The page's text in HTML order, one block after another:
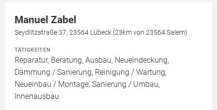
Manuel Zabel
Seydlitzstraße 37, 23564 Lübeck (23km von 23564 Salem)
TÄTIGKEITEN
Reparatur, Beratung, Ausbau, Neueindeckung,
Dämmung / Sanierung, Reinigung / Wartung,
Neueinbau / Montage, Sanierung / Umbau,
Innenausbau